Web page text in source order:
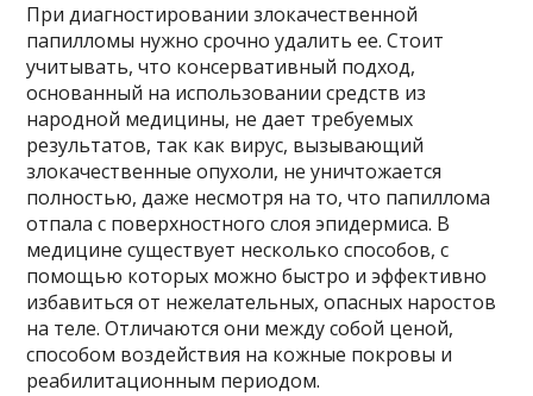
При диагностировании злокачественной
папилломы нужно срочно удалить ее. Стоит
учитывать, что консервативный подход,
основанный на использовании средств из
народной медицины, не дает требуемых
результатов, так как вирус, вызывающий
злокачественные опухоли, не уничтожается
полностью, даже несмотря на то, что папиллома
отпала с поверхностного слоя эпидермиса. В
медицине существует несколько способов, с
помощью которых можно быстро и эффективно
избавиться от нежелательных, опасных наростов
на теле. Отличаются они между собой ценой,
способом воздействия на кожные покровы и
реабилитационным периодом.